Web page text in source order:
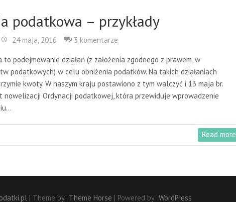
podatkowa – przykłady
24 maja, 2016 3 komentarze
podejmowanie działań (z założenia zgodnego z prawem, w
podatkowych) w celu obniżenia podatków. Na takich działaniach
kwoty. W naszym kraju postawiono z tym walczyć i 13 maja br.
nowelizacji Ordynacji podatkowej, która przewiduje wprowadzenie
Read more
| Theme by: Theme Horse | Powered by: WordPress